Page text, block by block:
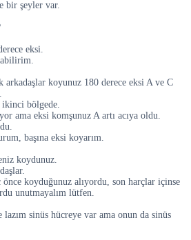
bir şeyler var.
eksi.
koyunuz 180 derece eksi A ve C
bölgede.
ama eksi komşunuz A artı acıya oldu.
başına eksi koyarım.
koydunuz.
önce koyduğunuz alıyordu, son harçlar içinse
unutmayalım lütfen.
sinüs hücreye var ama onun da sinüs